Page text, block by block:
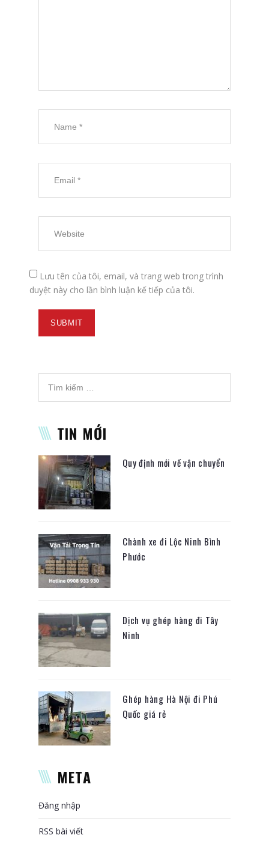
Lưu tên của tôi, email, và trang web trong trình
duyệt này cho lần bình luận kế tiếp của tôi.
TIN MỚI
Quy định mới về vận chuyển
Chành xe đi Lộc Ninh Bình
Phước
Dịch vụ ghép hàng đi Tây
Ninh
Ghép hàng Hà Nội đi Phú
Quốc giá rẻ
META
Đăng nhập
RSS bài viết